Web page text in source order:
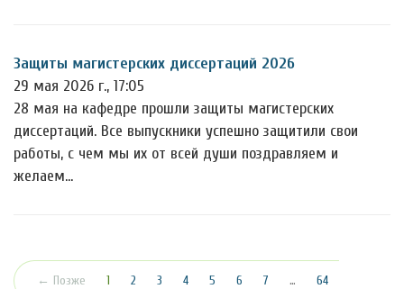
Защиты магистерских диссертаций 2026
29 мая 2026 г., 17:05
28 мая на кафедре прошли защиты магистерских
диссертаций. Все выпускники успешно защитили свои
работы, с чем мы их от всей души поздравляем и
желаем…
← Позже 1 (текущая)
2 3 4 5 6 7 … 64